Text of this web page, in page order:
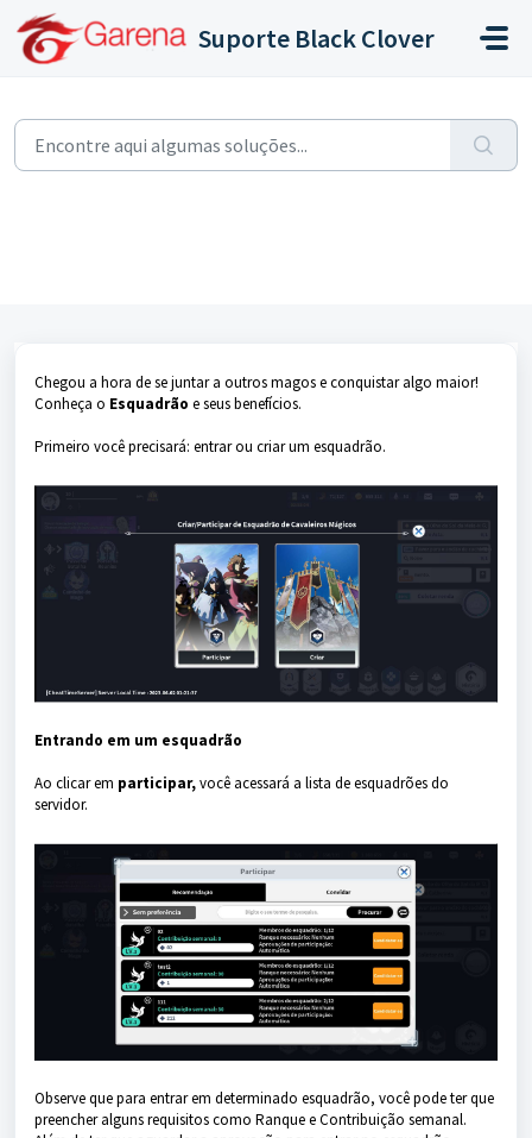
Ir para o conteúdo principal
Suporte Black Clover
Chegou a hora de se juntar a outros magos e conquistar algo maior!
Conheça o Esquadrão e seus benefícios.
Primeiro você precisará: entrar ou criar um esquadrão.
Entrando em um esquadrão
Ao clicar em participar,você acessará a lista de esquadrões do
servidor.
Observe que para entrar em determinado esquadrão, você pode ter que
preencher alguns requisitos como Ranque e Contribuição semanal.